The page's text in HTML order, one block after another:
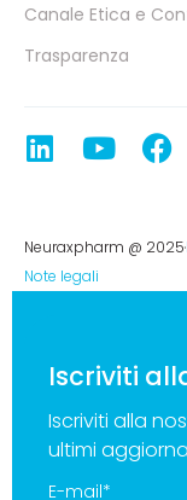
Canale Etica e
Trasparenza
Neuraxpharm @ 2025
Note legali
Iscriviti
Iscriviti alla
ultimi
E-mail*